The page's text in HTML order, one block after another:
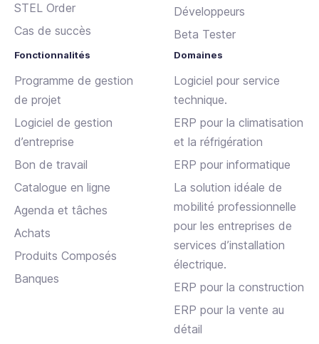
STEL Order
Cas de succès
Développeurs
Beta Tester
Fonctionnalités
Programme de gestion
de projet
Logiciel de gestion
d’entreprise
Bon de travail
Catalogue en ligne
Agenda et tâches
Achats
Produits Composés
Banques
Domaines
Logiciel pour service
technique.
ERP pour la climatisation
et la réfrigération
ERP pour informatique
La solution idéale de
mobilité professionnelle
pour les entreprises de
services d’installation
électrique.
ERP pour la construction
ERP pour la vente au
détail